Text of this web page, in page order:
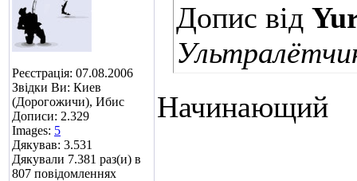
Реєстрація: 07.08.2006
Звідки Ви: Киев
(Дорогожичи), Ибис
Дописи: 2.329
Images: 5
Дякував: 3.531
Дякували 7.381 раз(и) в
807 повідомленнях
Допис від
Начинающий